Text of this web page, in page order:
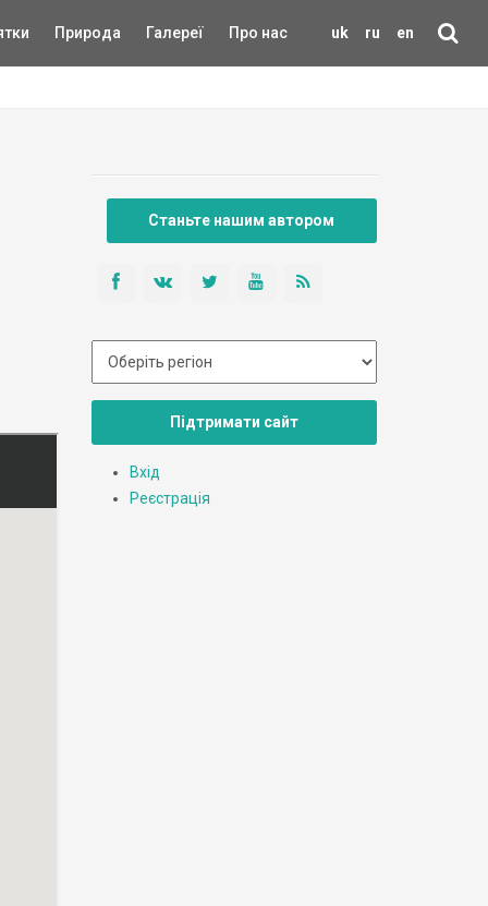
uk ru en
Природа Галереї Про нас
Станьте нашим автором
Підтримати сайт
Вхід
Реєстрація